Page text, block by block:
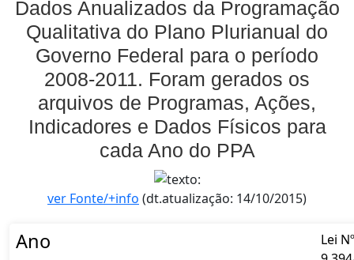
Dados Anualizados da Programação
Qualitativa do Plano Plurianual do
Governo Federal para o período
2008-2011. Foram gerados os
arquivos de Programas, Ações,
Indicadores e Dados Físicos para
cada Ano do PPA
ver Fonte/+info (dt.atualização: 14/10/2015)
Ano
Lei Nº